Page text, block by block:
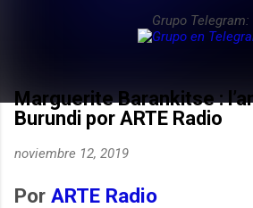
Grupo Telegram:
Marguerite Barankitse :
Burundi por ARTE Radio
noviembre 12, 2019
Por ARTE Radio